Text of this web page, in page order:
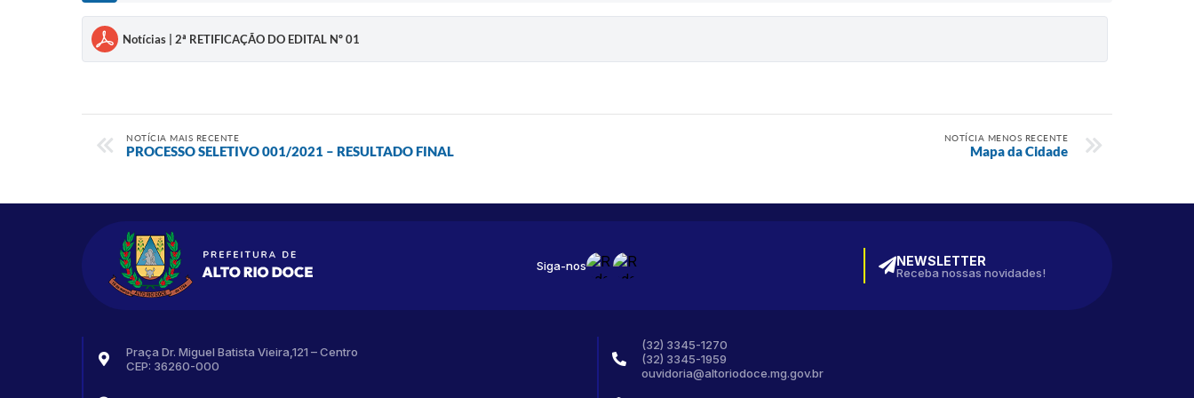
Notícias | 2ª RETIFICAÇÃO DO EDITAL Nº 01
NOTÍCIA MAIS RECENTE
PROCESSO SELETIVO 001/2021 – RESULTADO FINAL
NOTÍCIA MENOS RECENTE
Mapa da Cidade
Praça Dr. Miguel Batista Vieira,121 – Centro
CEP: 36260-000
(32) 3345-1270
(32) 3345-1959
ouvidoria@altoriodoce.mg.gov.br
Siga-nos NEWSLETTER
Receba nossas novidades!